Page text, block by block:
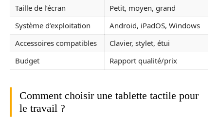
Taille de l’écran
Petit, moyen, grand
Système d’exploitation
Android, iPadOS, Windows
Accessoires compatibles
Clavier, stylet, étui
Budget
Rapport qualité/prix
Comment choisir une tablette tactile pour
le travail ?